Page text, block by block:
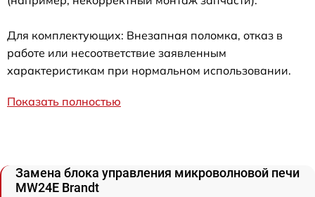
Для комплектующих: Внезапная поломка, отказ в
работе или несоответствие заявленным
характеристикам при нормальном использовании.
Показать полностью
Замена блока управления микроволновой печи
MW24E Brandt